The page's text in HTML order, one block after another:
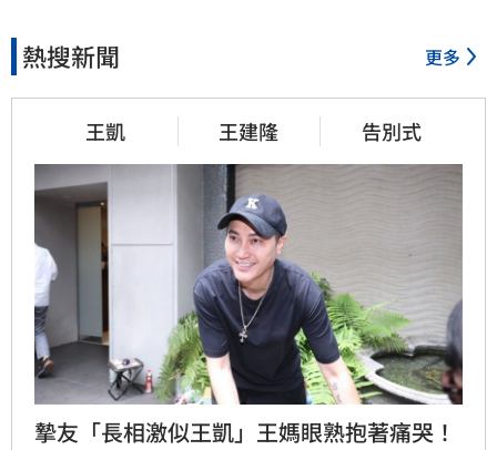
熱搜新聞 更多
王凱 王建隆 告別式
摯友「長相激似王凱」王媽眼熟抱著痛哭！